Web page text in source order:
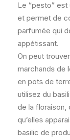
Le “pesto” est
et permet de
parfumée qui
appétissant.
On peut
marchands de
en pots de
utilisez du
de la floraison,
qu’elles
basilic de